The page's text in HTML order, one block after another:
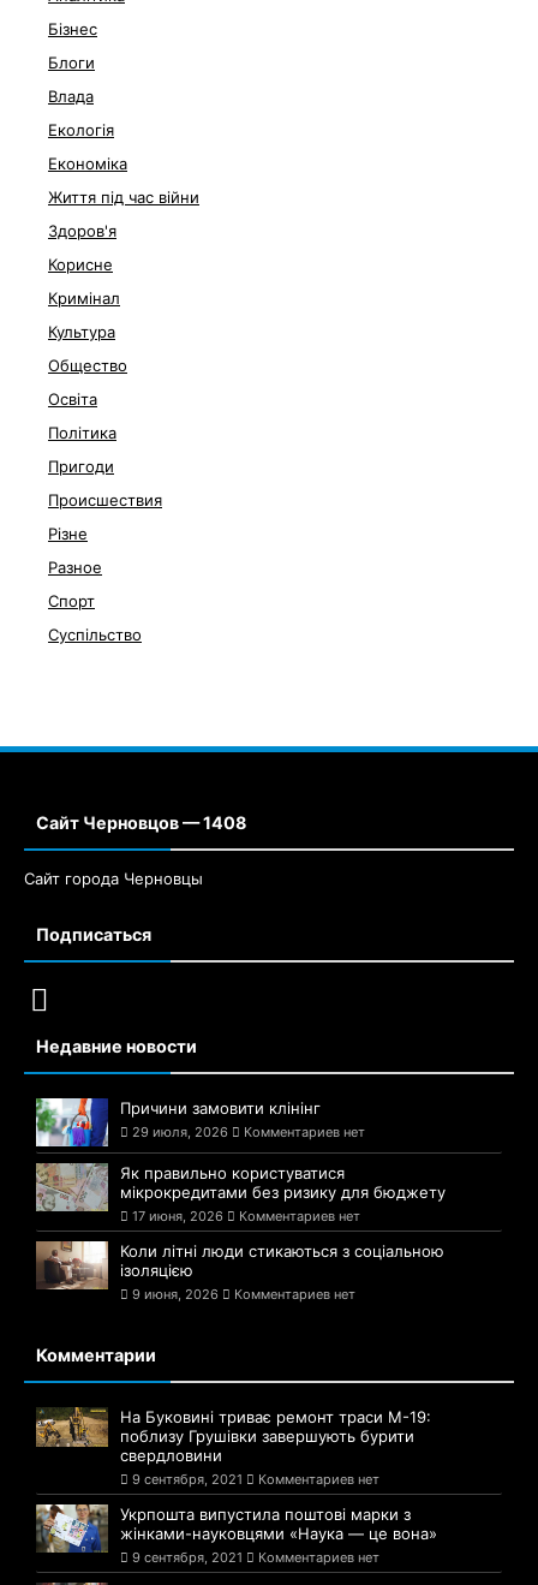
Бізнес
Блоги
Влада
Екологія
Економіка
Життя під час війни
Здоров'я
Корисне
Кримінал
Культура
Общество
Освіта
Політика
Пригоди
Происшествия
Різне
Разное
Спорт
Суспільство
Сайт Черновцов — 1408
Сайт города Черновцы
Подписаться
Недавние новости
Причини замовити клінінг
29 июля, 2026 Комментариев нет
Як правильно користуватися
мікрокредитами без ризику для бюджету
17 июня, 2026 Комментариев нет
Коли літні люди стикаються з соціальною
ізоляцією
9 июня, 2026 Комментариев нет
Комментарии
На Буковині триває ремонт траси М-19:
поблизу Грушівки завершують бурити
свердловини
9 сентября, 2021 Комментариев нет
Укрпошта випустила поштові марки з
жінками-науковцями «Наука — це вона»
9 сентября, 2021 Комментариев нет